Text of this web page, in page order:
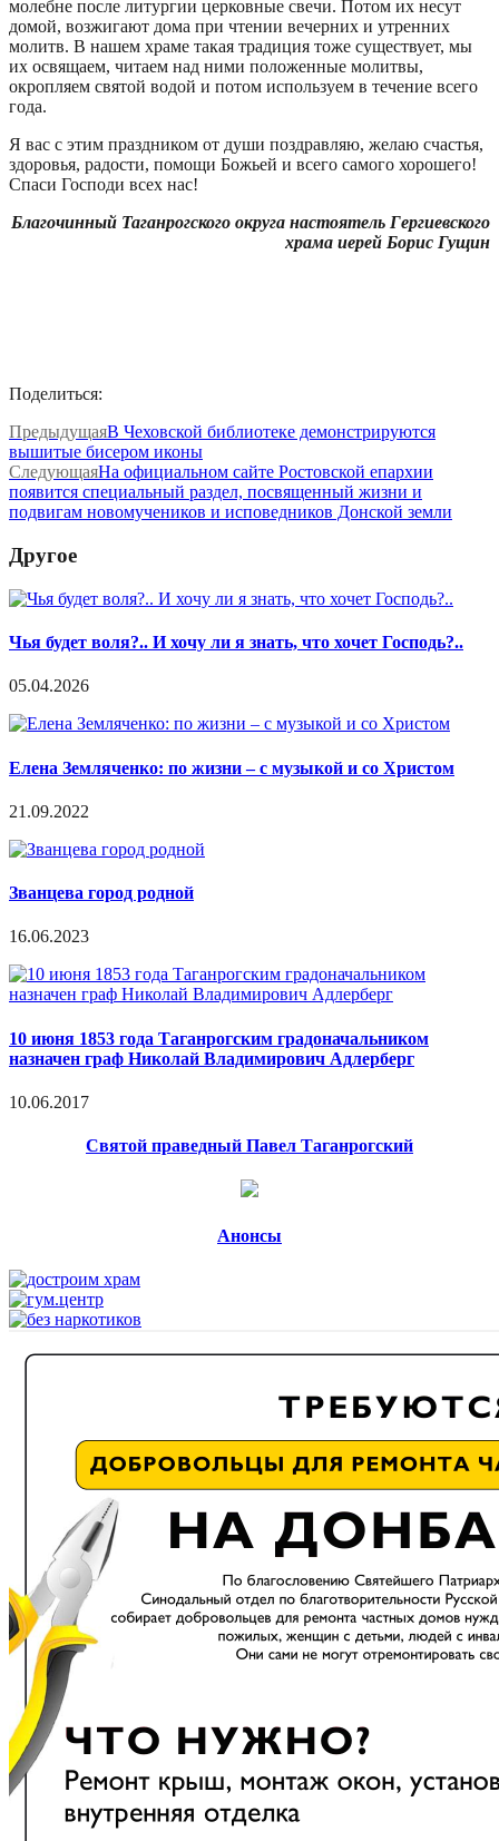
молебне после литургии церковные свечи. Потом их несут
домой, возжигают дома при чтении вечерних и утренних
молитв. В нашем храме такая традиция тоже существует, мы
их освящаем, читаем над ними положенные молитвы,
окропляем святой водой и потом используем в течение всего
года.
Я вас с этим праздником от души поздравляю, желаю счастья,
здоровья, радости, помощи Божьей и всего самого хорошего!
Спаси Господи всех нас!
Благочинный Таганрогского округа настоятель Гергиевского
храма иерей Борис Гущин
Поделиться:
ПредыдущаяВ Чеховской библиотеке демонстрируются
вышитые бисером иконы
СледующаяНа официальном сайте Ростовской епархии
появится специальный раздел, посвященный жизни и
подвигам новомучеников и исповедников Донской земли
Другое
Чья будет воля?.. И хочу ли я знать, что хочет Господь?..
05.04.2026
Елена Земляченко: по жизни – с музыкой и со Христом
21.09.2022
Званцева город родной
16.06.2023
10 июня 1853 года Таганрогским градоначальником
назначен граф Николай Владимирович Адлерберг
10.06.2017
Святой праведный Павел Таганрогский
Анонсы